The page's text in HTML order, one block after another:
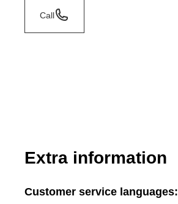
Call
Extra information
Customer service languages: